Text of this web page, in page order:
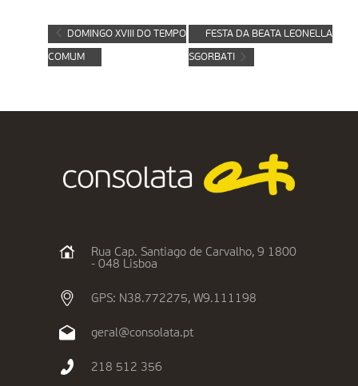
DOMINGO XVIII DO TEMPO
COMUM
FESTA DA BEATA LEONELLA
SGORBATI
Rua Cap. Santiago de Carvalho, 9 1800
- 048 Lisboa
GPS: N38.772275, W9.111198
geral@consolata.pt
218 512 356